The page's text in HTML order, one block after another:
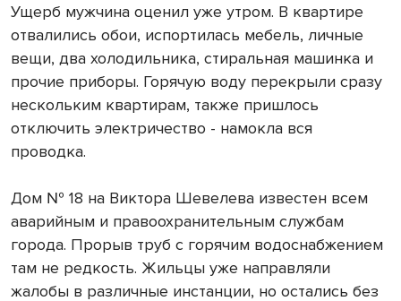
Ущерб мужчина оценил уже утром. В квартире
отвалились обои, испортилась мебель, личные
вещи, два холодильника, стиральная машинка и
прочие приборы. Горячую воду перекрыли сразу
нескольким квартирам, также пришлось
отключить электричество - намокла вся
проводка.
Дом № 18 на Виктора Шевелева известен всем
аварийным и правоохранительным службам
города. Прорыв труб с горячим водоснабжением
там не редкость. Жильцы уже направляли
жалобы в различные инстанции, но остались без